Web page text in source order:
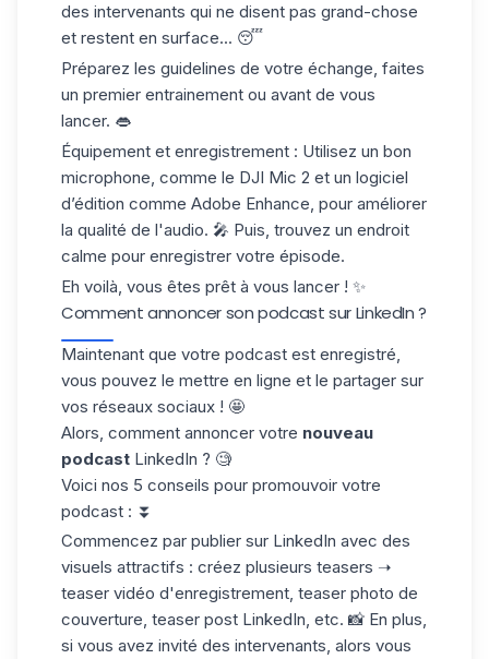
des intervenants qui ne disent pas grand-chose
et restent en surface... 😴
Préparez les guidelines de votre échange, faites
un premier entrainement ou avant de vous
lancer. 👄
Équipement et enregistrement : Utilisez un bon
microphone, comme le DJI Mic 2 et un logiciel
d’édition comme Adobe Enhance , pour améliorer
la qualité de l'audio. 🎤 Puis, trouvez un endroit
calme pour enregistrer votre épisode.
Eh voilà, vous êtes prêt à vous lancer ! ✨
Comment annoncer son podcast sur LinkedIn ?
Maintenant que votre podcast est enregistré,
vous pouvez le mettre en ligne et le partager sur
vos réseaux sociaux ! 🤩
Alors, comment annoncer votre nouveau
podcast LinkedIn ? 🧐
Voici nos 5 conseils pour promouvoir votre
podcast : ⏬
Commencez par publier sur LinkedIn avec des
visuels attractifs : créez plusieurs teasers ➝
teaser vidéo d'enregistrement, teaser photo de
couverture, teaser post LinkedIn, etc. 📸 En plus,
si vous avez invité des intervenants, alors vous